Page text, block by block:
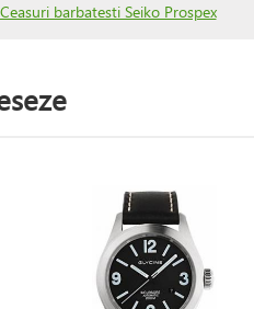
Ceasuri barbatesti Seiko Prospex